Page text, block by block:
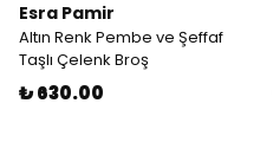
Esra Pamir
Altın Renk Pembe ve Şeffaf
Taşlı Çelenk Broş
₺ 630.00